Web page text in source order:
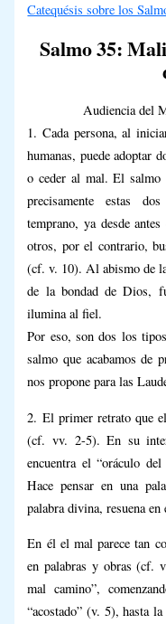
Catequésis sobre los
Salmo 35:
Audiencia del
1. Cada persona, al
humanas, puede adoptar
o ceder al mal. El salmo
precisamente estas
temprano, ya desde
otros, por el contrario,
(cf. v. 10). Al abismo de
de la bondad de Dios,
ilumina al fiel.
Por eso, son dos los
salmo que acabamos de
nos propone para las
2. El primer retrato que
(cf. vv. 2-5). En su
encuentra el “oráculo
Hace pensar en una
palabra divina, resuena
En él el mal parece tan
en palabras y obras (cf.
mal camino”,
“acostado” (v. 5), hasta